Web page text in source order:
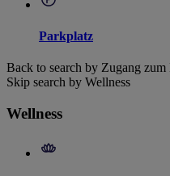
Parkplatz
Back to search by Zugang zum
Skip search by Wellness
Wellness